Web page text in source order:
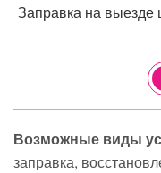
Заправка на выезде
Возможные виды
заправка